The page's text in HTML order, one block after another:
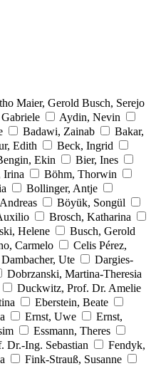
Maier, Gerold Busch, Serejo
Aydin, Nevin
Badawi, Zainab
Bakar,
Edith
Beck, Ingrid
Ekin
Bier, Ines
Irina
Böhm, Thorwin
Bollinger, Antje
Böyük, Songül
Brosch, Katharina
Helene
Busch, Gerold
Carmelo
Celis Pérez,
Dambacher, Ute
Dargies-
Dobrzanski, Martina-Theresia
Duckwitz, Prof. Dr. Amelie
Eberstein, Beate
Ernst, Uwe
Ernst,
Essmann, Theres
Dr.-Ing. Sebastian
Fendyk,
Fink-Strauß, Susanne